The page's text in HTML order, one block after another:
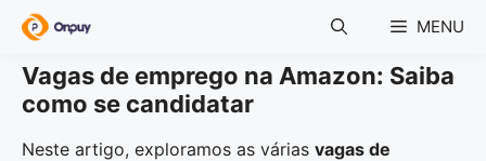
Skip
content
MENU
Vagas de emprego na Amazon: Saiba
como se candidatar
Neste artigo, exploramos as várias vagas de